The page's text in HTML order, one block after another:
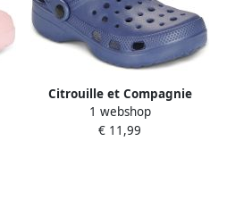
Citrouille et Compagnie
Platte sandalen PELIO
1 webshop
€ 11,99